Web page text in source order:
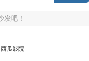
发吧！
西瓜影院